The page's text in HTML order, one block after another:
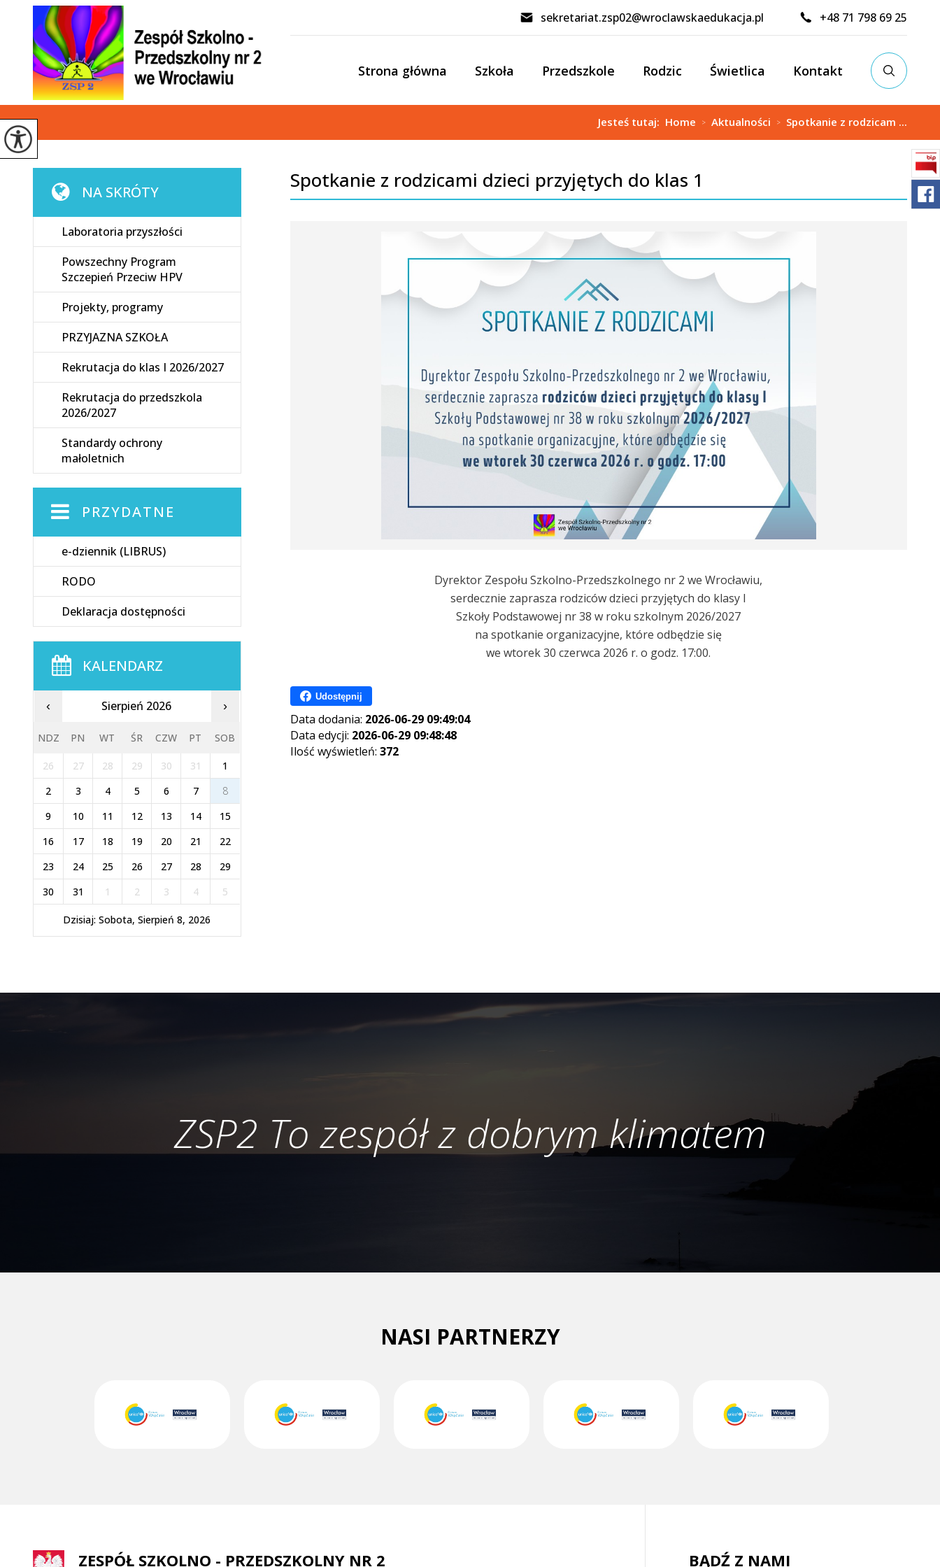
sekretariat.zsp02@wroclawskaedukacja.pl +48 71 798 69 25
Strona główna Szkoła Przedszkole Rodzic Świetlica Kontakt
Jesteś tutaj: Home > Aktualności > Spotkanie z rodzicam ...
Spotkanie z rodzicami dzieci przyjętych do klas 1
Dyrektor Zespołu Szkolno-Przedszkolnego nr 2 we Wrocławiu,
serdecznie zaprasza rodziców dzieci przyjętych do klasy I
Szkoły Podstawowej nr 38 w roku szkolnym 2026/2027
na spotkanie organizacyjne, które odbędzie się
we wtorek 30 czerwca 2026 r. o godz. 17:00.
Udostępnij
Data dodania: 2026-06-29 09:49:04
Data edycji: 2026-06-29 09:48:48
Ilość wyświetleń: 372
NA SKRÓTY
Laboratoria przyszłości
Powszechny Program
Szczepień Przeciw HPV
Projekty, programy
PRZYJAZNA SZKOŁA
Rekrutacja do klas I 2026/2027
Rekrutacja do przedszkola
2026/2027
Standardy ochrony
małoletnich
PRZYDATNE
e-dziennik (LIBRUS)
RODO
Deklaracja dostępności
KALENDARZ
‹ Sierpień 2026 ›
NDZ PN WT ŚR CZW PT SOB
26 27 28 29 30 31
1
2
3 4 5 6 7
8
9
10 11 12 13 14
15
16
17 18 19 20 21
22
23
24 25 26 27 28
29
30
31 1 2 3 4 5
Dzisiaj: Sobota, Sierpień 8, 2026
ZSP2 To zespół z dobrym klimatem
NASI PARTNERZY
ZESPÓŁ SZKOLNO - PRZEDSZKOLNY NR 2 BĄDŹ Z NAMI